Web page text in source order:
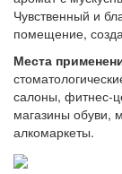
Чувственный и
помещение,
Места
салоны, фитнес-
магазины обуви,
алкомаркеты.